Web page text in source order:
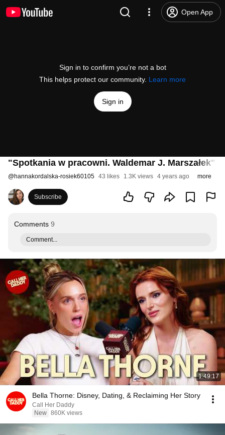
Open App
Sign in to confirm you’re not a bot
This helps protect our community. Learn more
Sign in
"Spotkania w pracowni. Waldemar J. Marszałek"
@hannakordalska-rosiek60105 43 likes 1.3K views 4 years ago more
Subscribe
Comments 9
Comment...
1:49:17
Bella Thorne: Disney, Dating, & Reclaiming Her Story
Call Her Daddy
New 860K views